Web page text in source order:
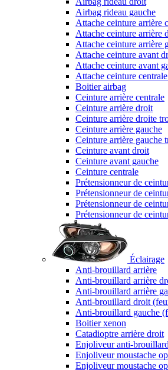
Airbag rideau gauche
Attache ceinture arrière
Attache ceinture arrière
Attache ceinture arrière
Attache ceinture avant
Attache ceinture avant
Attache ceinture
Boitier airbag
Ceinture arrière centrale
Ceinture arrière droit
Ceinture arrière droite
Ceinture arrière gauche
Ceinture arrière gauche
Ceinture avant droit
Ceinture avant gauche
Ceinture centrale
Prétensionneur de
Prétensionneur de
Prétensionneur de
Prétensionneur de
Éclairage
Anti-brouillard arrière
Anti-brouillard arrière
Anti-brouillard arrière
Anti-brouillard droit
Anti-brouillard gauche
Boitier xenon
Catadioptre arrière droit
Enjoliveur anti-brouillard
Enjoliveur moustache
Enjoliveur moustache